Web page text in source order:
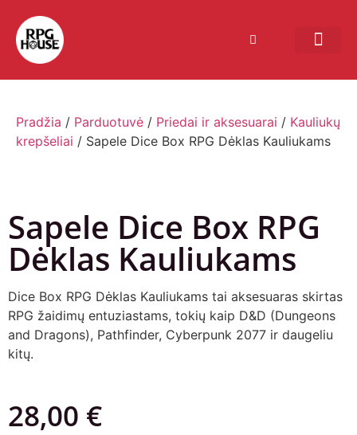
Pradžia / Parduotuvė / Priedai ir aksesuarai / Kauliukų
krepšeliai / Sapele Dice Box RPG Dėklas Kauliukams
Sapele Dice Box RPG
Dėklas Kauliukams
Dice Box RPG Dėklas Kauliukams tai aksesuaras skirtas
RPG žaidimų entuziastams, tokių kaip D&D (Dungeons
and Dragons), Pathfinder, Cyberpunk 2077 ir daugeliu
kitų.
28,00 €